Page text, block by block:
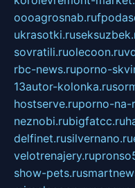
oooagrosnab.ru
ukrasotki.ru
sovratili.ruolecoon.ru
rbc-news.ruporno-
13autor-kolonka.ru
hostserve.ruporno-na-
neznobi.rubigfatcc.ru
delfinet.rusilvernano.ru
velotrenajery.ru
show-pets.ru